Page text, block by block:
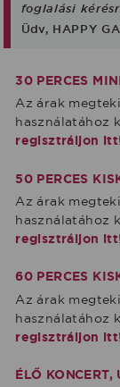
foglalási
Üdv, HAPPY
30 PERCES
Az árak
használatához
regisztráljon itt!
50 PERCES
Az árak
használatához
regisztráljon itt!
60 PERCES
Az árak
használatához
regisztráljon itt!
ÉLŐ KONCERT,